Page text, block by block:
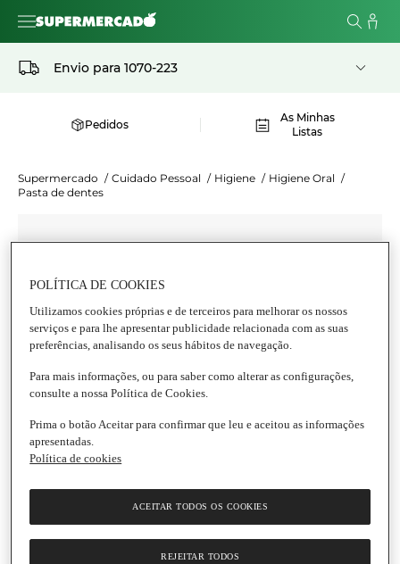
Envio para 1070-223
Pedidos
As Minhas
Listas
Supermercado / Cuidado Pessoal / Higiene / Higiene Oral /
Pasta de dentes
Pasta de Dentes Cuidado Branqueador
POLÍTICA DE COOKIES
Utilizamos cookies próprias e de terceiros para melhorar os nossos
serviços e para lhe apresentar publicidade relacionada com as suas
preferências, analisando os seus hábitos de navegação.
Para mais informações, ou para saber como alterar as configurações,
consulte a nossa Política de Cookies.
Prima o botão Aceitar para confirmar que leu e aceitou as informações
apresentadas.
Política de cookies
REJEITAR TODOS
ACEITAR TODOS OS COOKIES